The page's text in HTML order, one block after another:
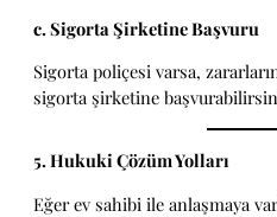
c. Sigorta Şirketine Başvuru
Sigorta poliçesi varsa,
sigorta şirketine
5. Hukuki Çözüm Yolları
Eğer ev sahibi ile anlaşmaya